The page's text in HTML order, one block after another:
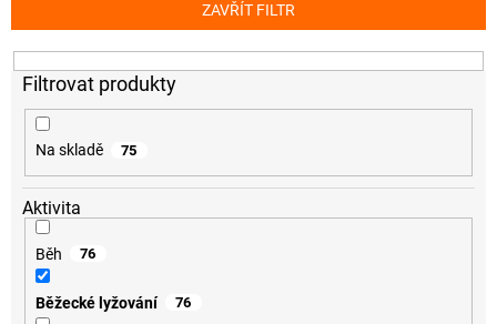
p
r
o
ZAVŘÍT FILTR
Na skladě 75
Aktivita
Běh 76
Běžecké lyžování 76